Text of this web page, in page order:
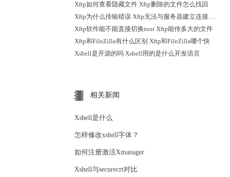
Xftp如何查看隐藏文件 Xftp删除的文件怎么找回
Xftp为什么传输错误 Xftp无法与服务器建立连接怎么解决
Xftp软件能不能直接切换root Xftp能传多大的文件
Xftp和FileZilla有什么区别 Xftp和FileZilla哪个快
Xshell是开源的吗 Xshell用的是什么开发语言
相关新闻
Xshell是什么
怎样修改xshell字体？
如何注册激活Xmanager
Xshell与securecrt对比